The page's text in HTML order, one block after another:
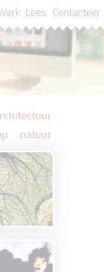
Lees Contacteer
natuur